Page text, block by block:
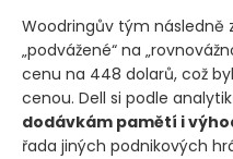
Woodringův tým následně
„podvážené“ na
cenu na 448 dolarů, což
cenou. Dell si podle
dodávkám pamětí i
řada jiných podnikových